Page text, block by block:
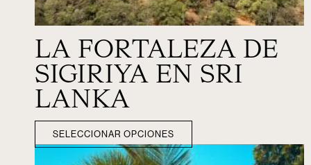
LA FORTALEZA DE
SIGIRIYA EN SRI
LANKA
SELECCIONAR OPCIONES